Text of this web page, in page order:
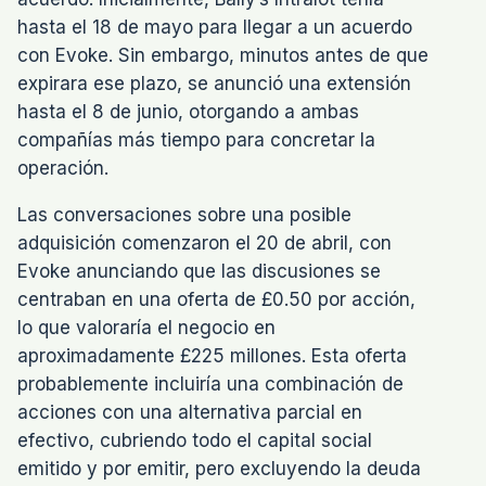
hasta el 18 de mayo para llegar a un acuerdo
con Evoke. Sin embargo, minutos antes de que
expirara ese plazo, se anunció una extensión
hasta el 8 de junio, otorgando a ambas
compañías más tiempo para concretar la
operación.
Las conversaciones sobre una posible
adquisición comenzaron el 20 de abril, con
Evoke anunciando que las discusiones se
centraban en una oferta de £0.50 por acción,
lo que valoraría el negocio en
aproximadamente £225 millones. Esta oferta
probablemente incluiría una combinación de
acciones con una alternativa parcial en
efectivo, cubriendo todo el capital social
emitido y por emitir, pero excluyendo la deuda